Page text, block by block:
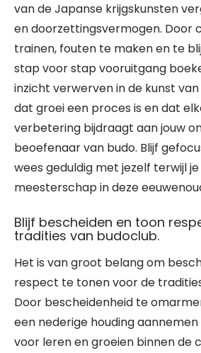
van de Japanse krijgskunsten
en doorzettingsvermogen. Door
trainen, fouten te maken en te
stap voor stap vooruitgang
inzicht verwerven in de kunst
dat groei een proces is en dat
verbetering bijdraagt aan jouw
beoefenaar van budo. Blijf
wees geduldig met jezelf terwijl
meesterschap in deze
Blijf bescheiden en toon
tradities van budoclub.
Het is van groot belang om
respect te tonen voor de
Door bescheidenheid te
een nederige houding
voor leren en groeien binnen de